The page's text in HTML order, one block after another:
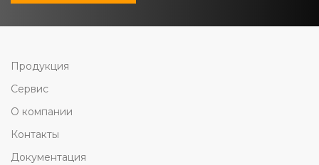
Продукция
Сервис
О компании
Контакты
Документация